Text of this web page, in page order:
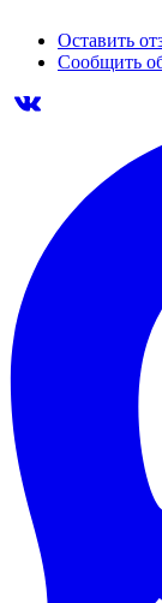
Оставить
Сообщить